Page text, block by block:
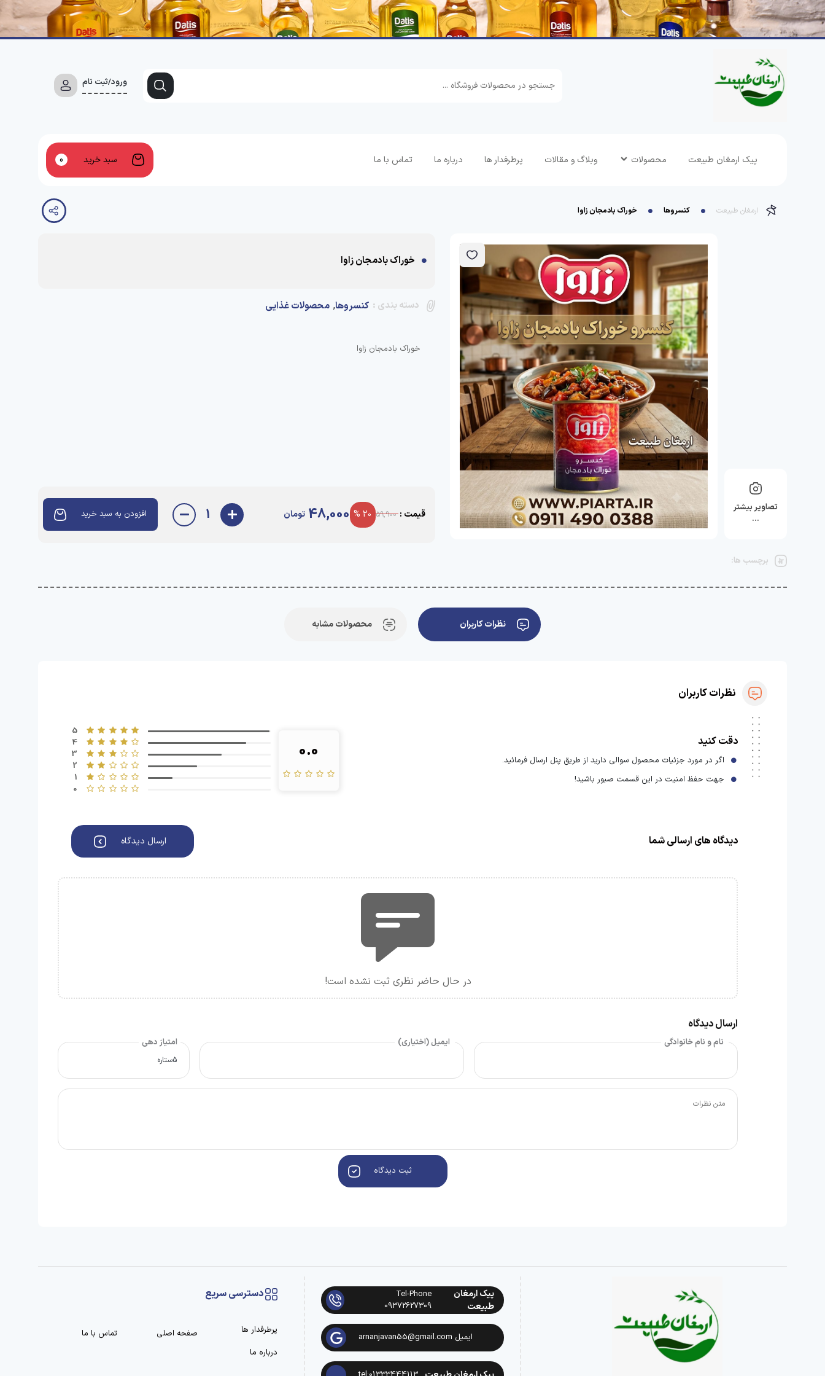
ورود/ثبت نام
پیک ارمغان طبیعت محصولات وبلاگ و مقالات پرطرفدار ها درباره ما تماس با ما سبد خرید 0
ارمغان طبیعت کنسروها خوراک بادمجان زاوا
تصاویر بیشتر
…
خوراک بادمجان زاوا
دسته بندی : کنسروها, محصولات غذایی
خوراک بادمجان زاوا
قیمت : 59,900
20 %
48,000 تومان 1 افزودن به سبد خرید
برچسب ها:
نظرات کاربران محصولات مشابه
نظرات کاربران
دقت کنید
اگر در مورد جزئیات محصول سوالی دارید از طریق پنل ارسال فرمائید.
جهت حفظ امنیت در این قسمت صبور باشید!
0.0
5
4
3
2
1
0
دیدگاه های ارسالی شما ارسال دیدگاه
در حال حاضر نظری ثبت نشده است!
ارسال دیدگاه
نام و نام خانوادگی ایمیل (اختیاری) امتیاز دهی
ثبت دیدگاه
پیک ارمغان
طبیعت
Tel-Phone
09372627309
ایمیل arnanjavan55@gmail.com
دسترسی سریع
پرطرفدار ها صفحه اصلی
تماس با ما
درباره ما